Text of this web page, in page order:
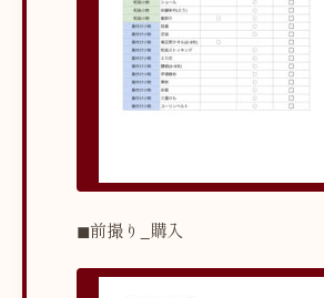
◼︎前撮り_購入